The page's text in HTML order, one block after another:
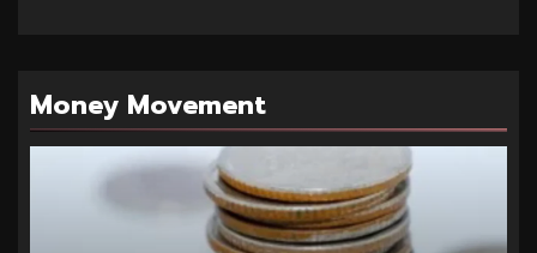
Money Movement